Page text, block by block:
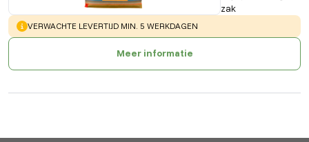
zak
WARNING:
VERWACHTE LEVERTIJD MIN. 5 WERKDAGEN
Meer informatie